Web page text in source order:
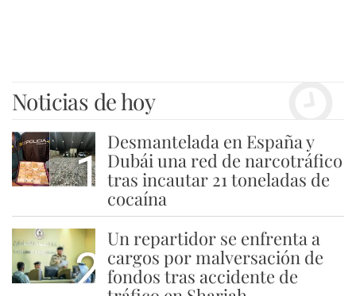
Noticias de hoy
1
Desmantelada en España y
Dubái una red de narcotráfico
tras incautar 21 toneladas de
cocaína
2
Un repartidor se enfrenta a
cargos por malversación de
fondos tras accidente de